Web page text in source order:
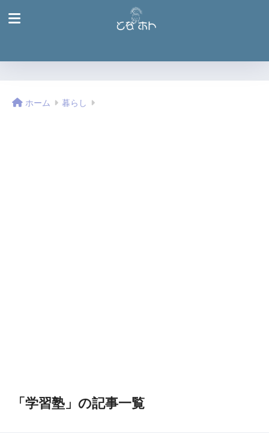
ホーム 暮らし
「学習塾」の記事一覧